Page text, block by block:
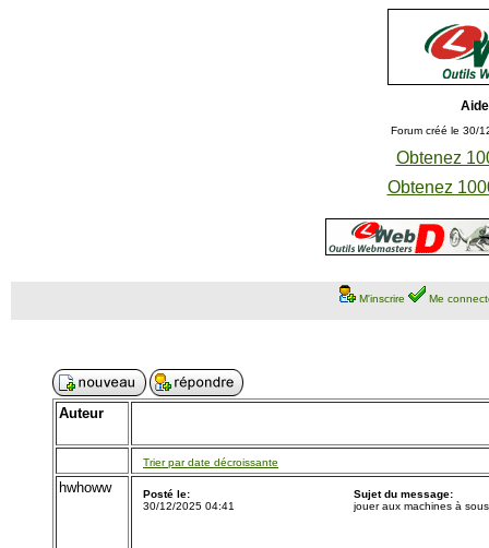
Forum créé le 30/
Obtenez
Obtenez
M'inscrire Me
Auteur
Trier par date décroissante
hwhoww
Posté le:
30/12/2025 04:41
Sujet du message:
jouer aux machines à